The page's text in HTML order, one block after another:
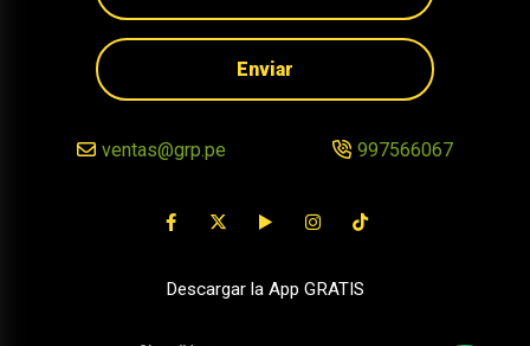
Enviar
ventas@grp.pe 997566067
Descargar la App GRATIS